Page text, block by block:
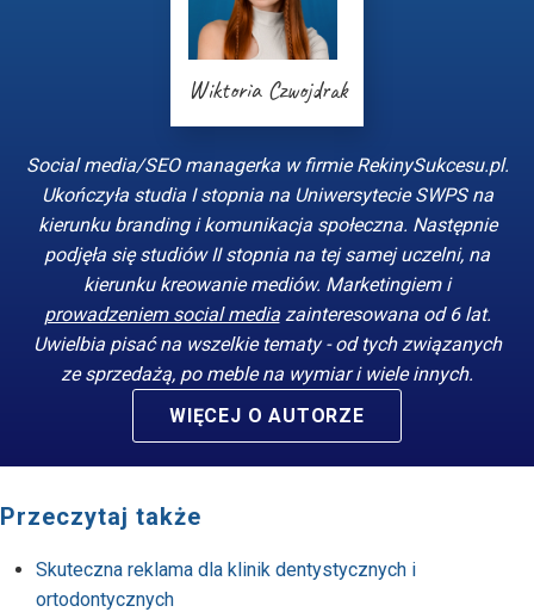
Wiktoria Czwojdrak
Social media/SEO managerka w firmie RekinySukcesu.pl.
Ukończyła studia I stopnia na Uniwersytecie SWPS na
kierunku branding i komunikacja społeczna. Następnie
podjęła się studiów II stopnia na tej samej uczelni, na
kierunku kreowanie mediów. Marketingiem i
prowadzeniem social mediazainteresowana od 6 lat.
Uwielbia pisać na wszelkie tematy - od tych związanych
ze sprzedażą, po meble na wymiar i wiele innych.
WIĘCEJ O AUTORZE
Przeczytaj także
Skuteczna reklama dla klinik dentystycznych i
ortodontycznych